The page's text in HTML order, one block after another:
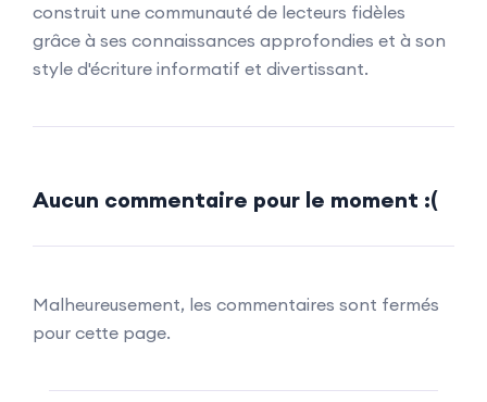
construit une communauté de lecteurs fidèles
grâce à ses connaissances approfondies et à son
style d'écriture informatif et divertissant.
Aucun commentaire pour le moment :(
Malheureusement, les commentaires sont fermés
pour cette page.